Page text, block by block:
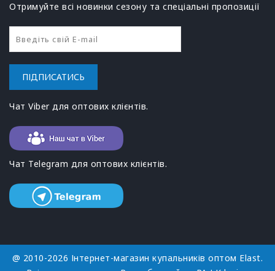
Отримуйте всі новинки сезону та спеціальні пропозиції
ПІДПИСАТИСЬ
Чат Viber для оптових клієнтів.
Чат Telegram для оптових клієнтів.
@ 2010-2026 Інтернет-магазин купальників оптом Elast.